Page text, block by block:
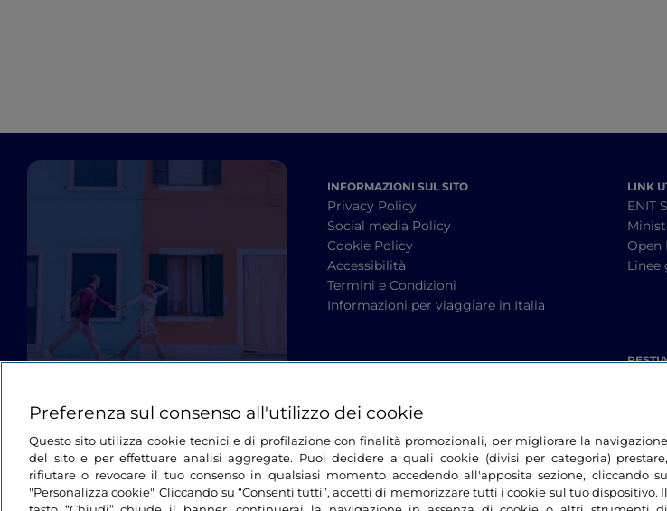
INFORMAZIONI SUL SITO
Privacy Policy
Social media Policy
Cookie Policy
Accessibilità
Termini e Condizioni
Informazioni per viaggiare in Italia
LINK
ENIT
Open
Linee
Preferenza sul consenso all'utilizzo dei cookie
Questo sito utilizza cookie tecnici e di profilazione con finalità promozionali, per migliorare la navigazione
del sito e per effettuare analisi aggregate. Puoi decidere a quali cookie (divisi per categoria) prestare,
rifiutare o revocare il tuo consenso in qualsiasi momento accedendo all'apposita sezione, cliccando su
"Personalizza cookie". Cliccando su “Consenti tutti”, accetti di memorizzare tutti i cookie sul tuo dispositivo. Il